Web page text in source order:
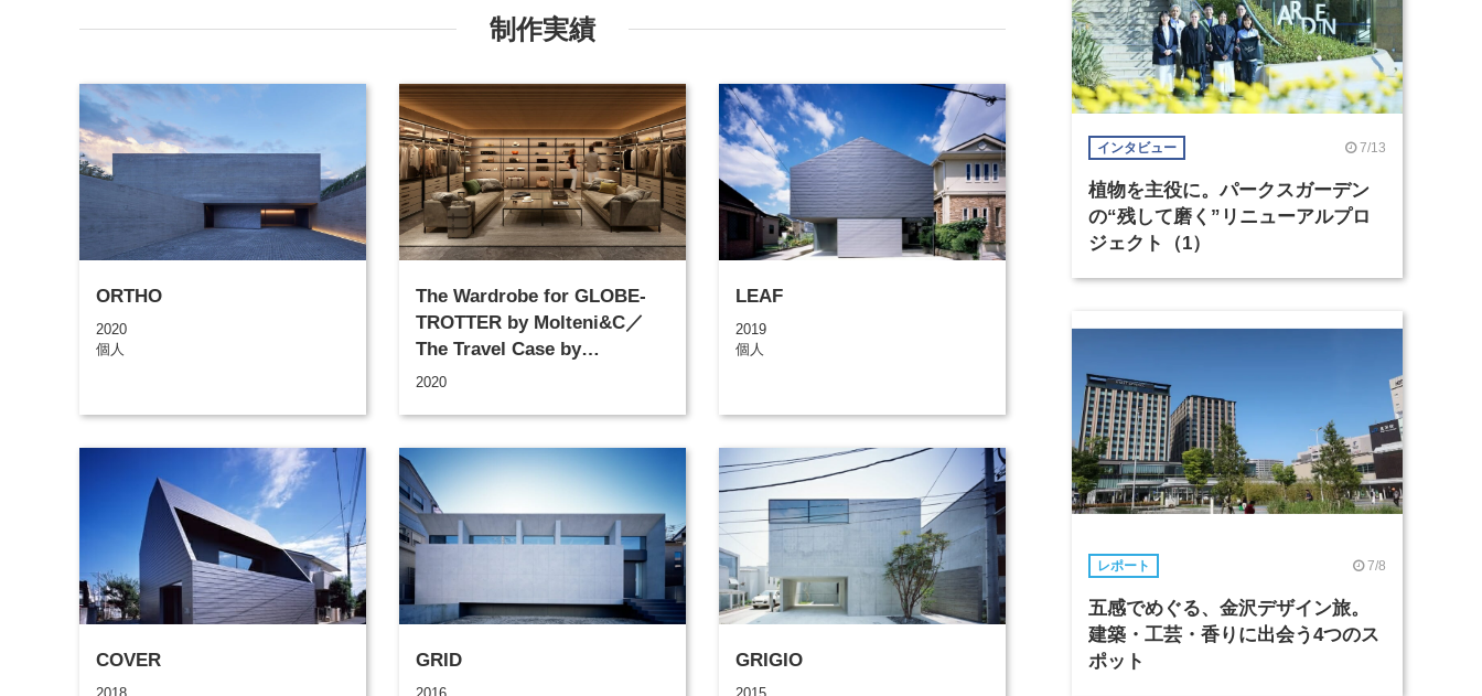
制作実績
ORTHO
2020
個人
The Wardrobe for GLOBE-
TROTTER by Molteni&C／
The Travel Case by
Molteni&C
2020
LEAF
2019
個人
COVER
2018
GRID
2016
GRIGIO
2015
インタビュー 7/13
植物を主役に。パークスガーデン
の“残して磨く”リニューアルプロ
ジェクト（1）
レポート 7/8
五感でめぐる、金沢デザイン旅。
建築・工芸・香りに出会う4つのス
ポット